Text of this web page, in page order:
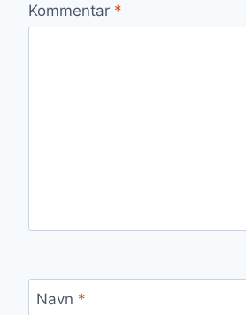
Kommentar *
Navn *